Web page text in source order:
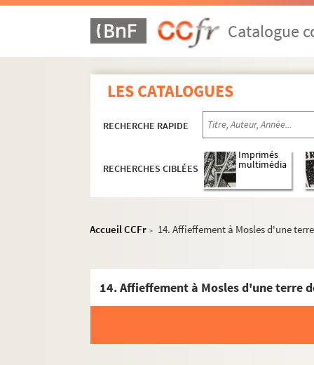
Catalogue
LES CATALOGUES
RECHERCHE RAPIDE
RECHERCHES CIBLÉES
Imprimés
multimédia
Accueil CCFr > 14. Affieffement à Mosles d'une
Familles nobles de Normandie (Fonds
Mancel 1. Mélanges sur la
Mancel 2. Pièces intéressant
Mancel 3. Mélanges sur la
Mancel 4. Pièces intéressant
Mancel 5. Mélanges concernant
Mancel 6. Mélanges sur la
Mancel 10. Pièces de comptes de
Mancel 11. Pièces de compte de